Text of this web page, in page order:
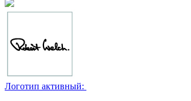
Логотип активный: